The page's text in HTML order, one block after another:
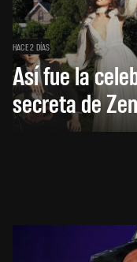
HACE 2 DÍAS
Así fue la
secreta de